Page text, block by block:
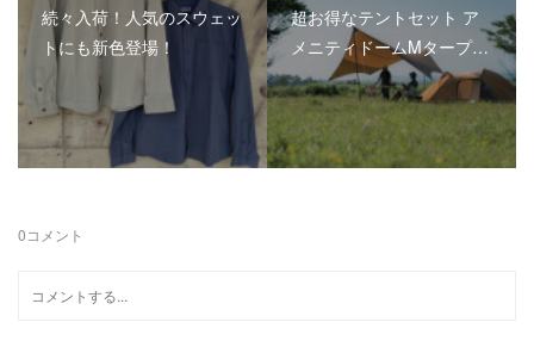
続々入荷！人気のスウェッ
トにも新色登場！
超お得なテントセット ア
メニティドームMタープ…
0コメント